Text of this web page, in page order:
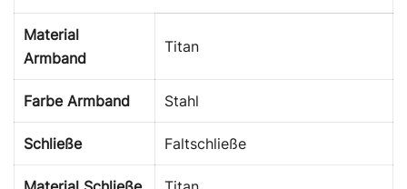
Material
Armband
Titan
Farbe Armband Stahl
Schließe Faltschließe